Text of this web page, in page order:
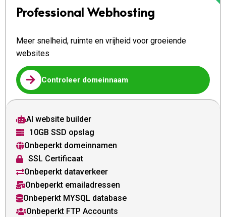
Professional Webhosting
Meer snelheid, ruimte en vrijheid voor groeiende
websites
 Controleer domeinnaam
AI website builder
 10GB SSD opslag
Onbeperkt domeinnamen
 SSL Certificaat
Onbeperkt dataverkeer
Onbeperkt emailadressen
Onbeperkt MYSQL database
Onbeperkt FTP Accounts